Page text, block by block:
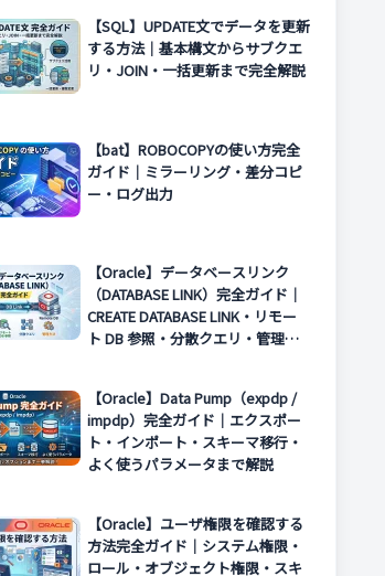
【SQL】UPDATE文でデータを更新
する方法｜基本構文からサブクエ
リ・JOIN・一括更新まで完全解説
【bat】ROBOCOPYの使い方完全
ガイド｜ミラーリング・差分コピ
ー・ログ出力
【Oracle】データベースリンク
（DATABASE LINK）完全ガイド｜
CREATE DATABASE LINK・リモー
ト DB 参照・分散クエリ・管理方
【Oracle】Data Pump（expdp /
impdp）完全ガイド｜エクスポー
ト・インポート・スキーマ移行・
よく使うパラメータまで解説
【Oracle】ユーザ権限を確認する
方法完全ガイド｜システム権限・
ロール・オブジェクト権限・スキ